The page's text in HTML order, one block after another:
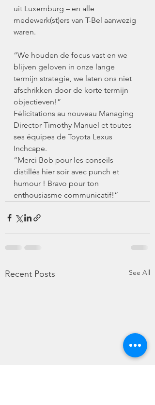
uit Luxemburg – en alle
medewerk(st)ers van T-Bel aanwezig
waren.
“We houden de focus vast en we
blijven geloven in onze lange
termijn strategie, we laten ons niet
afschrikken door de korte termijn
objectieven!”
Félicitations au nouveau Managing
Director Timothy Manuel et toutes
ses équipes de Toyota Lexus
Inchcape.
“Merci Bob pour les conseils
distillés hier soir avec punch et
humour ! Bravo pour ton
enthousiasme communicatif!”
Recent Posts See All